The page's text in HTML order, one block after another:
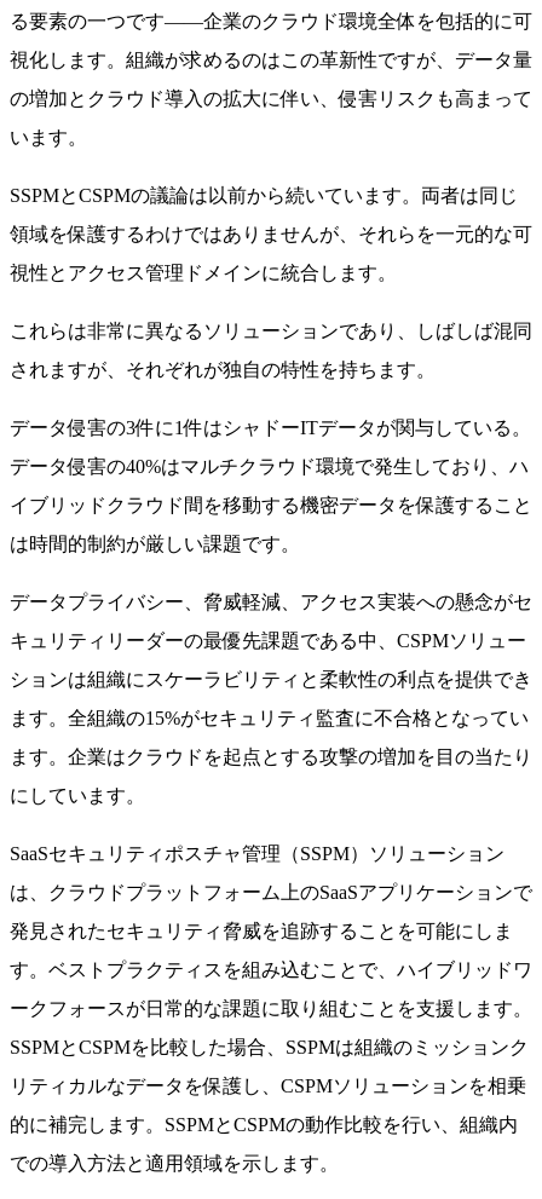
る要素の一つです——企業のクラウド環境全体を包括的に可
視化します。組織が求めるのはこの革新性ですが、データ量
の増加とクラウド導入の拡大に伴い、侵害リスクも高まって
います。
SSPMとCSPMの議論は以前から続いています。両者は同じ
領域を保護するわけではありませんが、それらを一元的な可
視性とアクセス管理ドメインに統合します。
これらは非常に異なるソリューションであり、しばしば混同
されますが、それぞれが独自の特性を持ちます。
データ侵害の3件に1件はシャドーITデータが関与している。
データ侵害の40%はマルチクラウド環境で発生しており、ハ
イブリッドクラウド間を移動する機密データを保護すること
は時間的制約が厳しい課題です。
データプライバシー、脅威軽減、アクセス実装への懸念がセ
キュリティリーダーの最優先課題である中、CSPMソリュー
ションは組織にスケーラビリティと柔軟性の利点を提供でき
ます。全組織の15%がセキュリティ監査に不合格となってい
ます。企業はクラウドを起点とする攻撃の増加を目の当たり
にしています。
SaaSセキュリティポスチャ管理（SSPM）ソリューション
は、クラウドプラットフォーム上のSaaSアプリケーションで
発見されたセキュリティ脅威を追跡することを可能にしま
す。ベストプラクティスを組み込むことで、ハイブリッドワ
ークフォースが日常的な課題に取り組むことを支援します。
SSPMとCSPMを比較した場合、SSPMは組織のミッションク
リティカルなデータを保護し、CSPMソリューションを相乗
的に補完します。SSPMとCSPMの動作比較を行い、組織内
での導入方法と適用領域を示します。